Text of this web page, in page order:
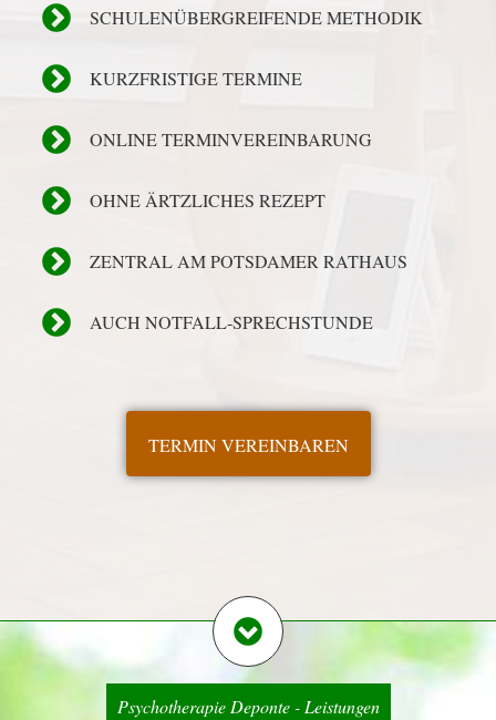
SCHULENÜBERGREIFENDE METHODIK
KURZFRISTIGE TERMINE
ONLINE TERMINVEREINBARUNG
OHNE ÄRTZLICHES REZEPT
ZENTRAL AM POTSDAMER RATHAUS
AUCH NOTFALL-SPRECHSTUNDE
TERMIN VEREINBAREN
Psychotherapie Deponte - Leistungen